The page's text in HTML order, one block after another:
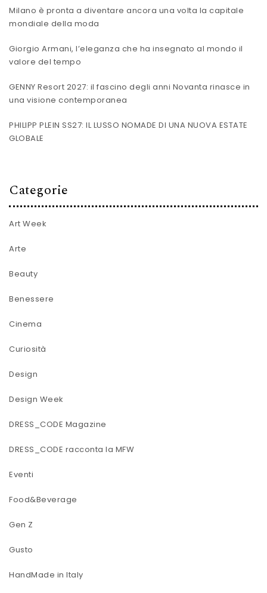
Milano è pronta a diventare ancora una volta la capitale
mondiale della moda
Giorgio Armani, l’eleganza che ha insegnato al mondo il
valore del tempo
GENNY Resort 2027: il fascino degli anni Novanta rinasce in
una visione contemporanea
PHILIPP PLEIN SS27: IL LUSSO NOMADE DI UNA NUOVA ESTATE
GLOBALE
Categorie
Art Week
Arte
Beauty
Benessere
Cinema
Curiosità
Design
Design Week
DRESS_CODE Magazine
DRESS_CODE racconta la MFW
Eventi
Food&Beverage
Gen Z
Gusto
HandMade in Italy